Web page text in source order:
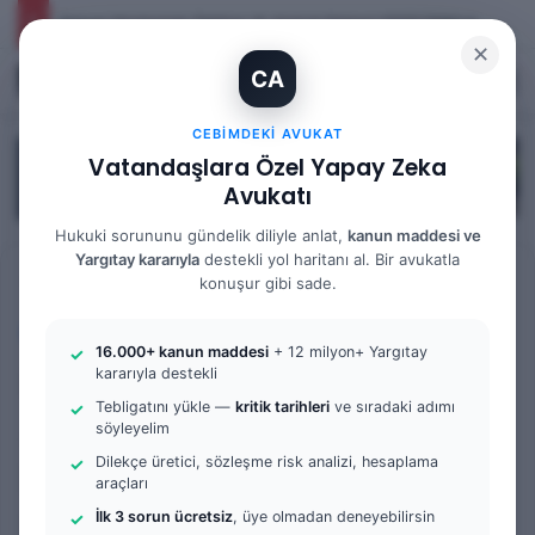
✕
CA
CEBIMDEKI AVUKAT
Vatandaşlara Özel Yapay Zeka
Avukatı
Hukuki sorununu gündelik diliyle anlat, kanun maddesi ve
Yargıtay kararıyla destekli yol haritanı al. Bir avukatla
konuşur gibi sade.
16.000+ kanun maddesi + 12 milyon+ Yargıtay
kararıyla destekli
Tebligatını yükle — kritik tarihleri ve sıradaki adımı
söyleyelim
Dilekçe üretici, sözleşme risk analizi, hesaplama
araçları
İlk 3 sorun ücretsiz, üye olmadan deneyebilirsin
İhtiyaç Nedeniyle Tahliye: 9. Hukuk Dairesi 2025/7083 K.
Tüm Yazılar
İşe İade ve Ücret
Alacaklarının Tahsili Davası
| Küçükçekmece İş
Mahkemesi İçin Dilekçe